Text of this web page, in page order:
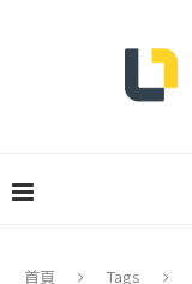
首頁 Tags